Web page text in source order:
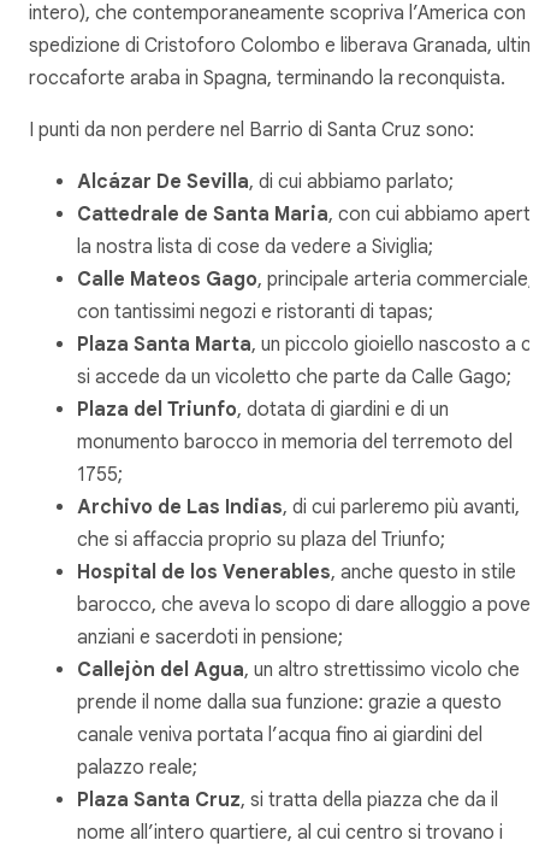
intero), che contemporaneamente scopriva l’America con
spedizione di Cristoforo Colombo e liberava Granada,
roccaforte araba in Spagna, terminando la reconquista.
I punti da non perdere nel Barrio di Santa Cruz sono:
Alcázar De Sevilla, di cui abbiamo parlato;
Cattedrale de Santa Maria, con cui abbiamo
la nostra lista di cose da vedere a Siviglia;
Calle Mateos Gago, principale arteria commerciale,
con tantissimi negozi e ristoranti di tapas;
Plaza Santa Marta, un piccolo gioiello nascosto a
si accede da un vicoletto che parte da Calle Gago;
Plaza del Triunfo, dotata di giardini e di un
monumento barocco in memoria del terremoto del
1755;
Archivo de Las Indias, di cui parleremo più avanti,
che si affaccia proprio su plaza del Triunfo;
Hospital de los Venerables, anche questo in stile
barocco, che aveva lo scopo di dare alloggio a
anziani e sacerdoti in pensione;
Callejòn del Agua, un altro strettissimo vicolo che
prende il nome dalla sua funzione: grazie a questo
canale veniva portata l’acqua fino ai giardini del
palazzo reale;
Plaza Santa Cruz, si tratta della piazza che da il
nome all’intero quartiere, al cui centro si trovano i